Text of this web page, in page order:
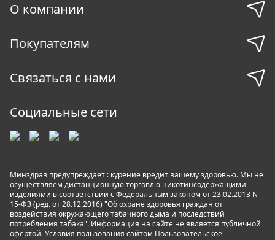
О компании
Покупателям
Связаться с нами
Социальные сети
Минздрав предупреждает : курение вредит вашему здоровью. Мы не
осуществляем дистанционную торговлю никотинсодержащими
изделиями в соответствии с Федеральным законом от 23.02.2013 N
15-ФЗ (ред. от 28.12.2016) "Об охране здоровья граждан от
воздействия окружающего табачного дыма и последствий
потребления табака". Информация на сайте не является публичной
офертой. Условия пользования сайтом Пользовательское